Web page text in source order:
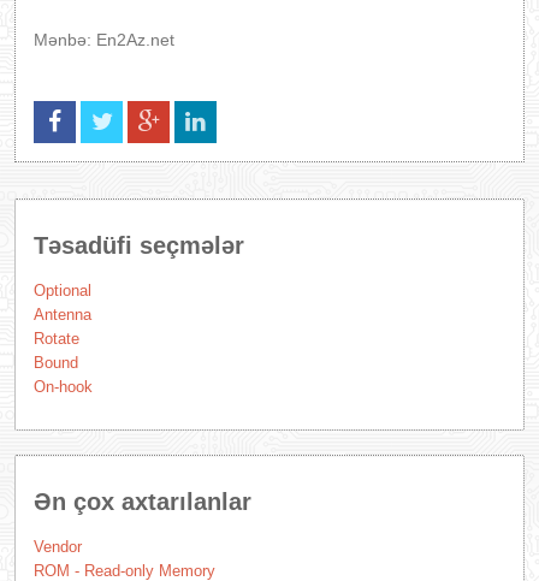
Mənbə: En2Az.net
Təsadüfi seçmələr
Optional
Antenna
Rotate
Bound
On-hook
Ən çox axtarılanlar
Vendor
ROM - Read-only Memory